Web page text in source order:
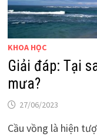
KHOA HỌC
Giải đáp: Tại
mưa?
27/06/2023
Cầu vồng là hiện